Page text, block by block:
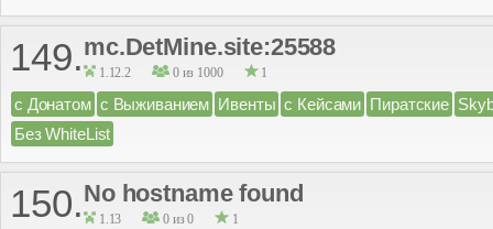
149.mc.DetMine.site:25588
1.12.2 0 из 1000 1
с Донатом с Выживанием Ивенты с Кейсами Пиратские
Без WhiteList
150.No hostname found
1.13 0 из 0 1